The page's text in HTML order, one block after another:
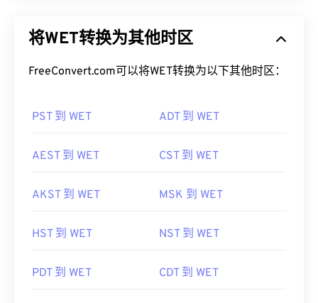
将WET转换为其他时区
FreeConvert.com可以将WET转换为以下其他时区：
PST 到 WET ADT 到 WET
AEST 到 WET CST 到 WET
AKST 到 WET MSK 到 WET
HST 到 WET NST 到 WET
PDT 到 WET CDT 到 WET